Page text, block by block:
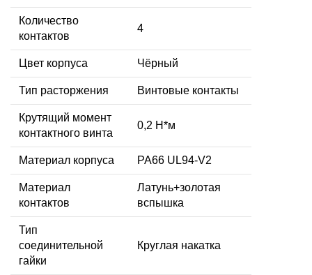
Количество
контактов
4
Цвет корпуса Чёрный
Тип расторжения Винтовые контакты
Крутящий момент
контактного винта
0,2 Н*м
Материал корпуса PA66 UL94-V2
Материал
контактов
Латунь+золотая
вспышка
Тип
соединительной
гайки
Круглая накатка